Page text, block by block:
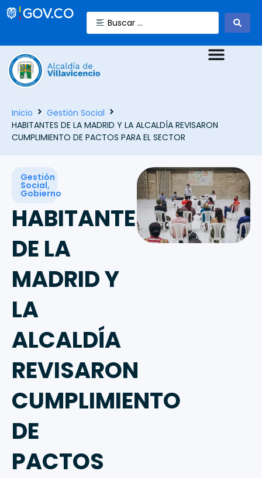
Inicio
Gestión Social
HABITANTES DE LA MADRID Y LA ALCALDÍA REVISARON
CUMPLIMIENTO DE PACTOS PARA EL SECTOR
Gestión
Social,
Gobierno
HABITANTES
DE LA
MADRID Y
LA
ALCALDÍA
REVISARON
CUMPLIMIENTO
DE
PACTOS